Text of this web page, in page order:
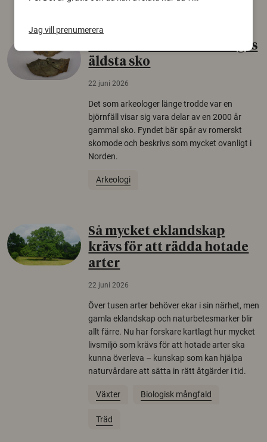
Gammalt skinn var Sveriges
äldsta sko
22 juni 2026
Det som arkeologer länge trodde var en
björnfäll visar sig vara delar av en 2000 år
gammal sko. Fyndet bär spår av romerskt
skomode och beskrivs som mycket ovanligt i
Norden.
Arkeologi
Så mycket eklandskap
krävs för att rädda hotade
arter
22 juni 2026
Över tusen arter behöver ekar i sin närhet, men
gamla eklandskap och naturbetesmarker blir
allt färre. Nu har forskare kartlagt hur mycket
livsmiljö som krävs för att hotade arter ska
kunna överleva – kunskap som kan hjälpa
naturvårdare att sätta in rätt åtgärder i tid.
Växter Biologisk mångfald
Träd
Jag vill prenumerera